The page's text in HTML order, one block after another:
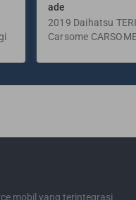
ade
2019 Daihatsu
Manual
Carsome
mobil yang terintegrasi